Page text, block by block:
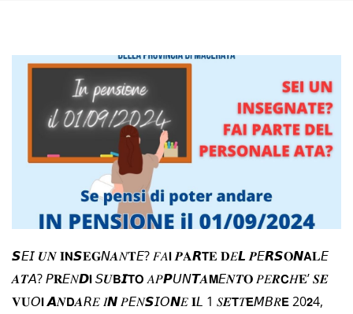
𝙎𝘌𝘐 𝑼𝑵 𝐈𝗡𝙎𝐄𝐆𝘕𝑨𝑁𝐓𝘌? 𝐹𝐴𝗜 𝑷𝐀𝙍𝗧𝐄 𝐃𝐸𝙇 𝑷𝘌𝙍𝙎𝐎𝙉𝗔𝐋𝘌
𝑨𝑻𝘈? 𝘗𝐑𝘌𝑁𝘿𝗜 𝘚𝑼𝗕𝙄𝗧𝗢 𝐴𝑃𝙋𝘜𝘕𝙏𝑨𝗠𝘌𝑵𝑻𝐎 𝑃𝐸𝑹𝗖𝐻𝐄’ 𝑺𝑬
𝐕𝐔𝘖𝗜 𝘼𝑵𝗗𝑨𝘙𝐸 𝐼𝙉 𝑃𝘌𝑁𝙎𝘐𝘖𝙉𝐸 𝐈𝘓 1 𝑆𝑬𝗧𝑇𝗘𝘔𝘉𝑅𝗘 20𝟮4,